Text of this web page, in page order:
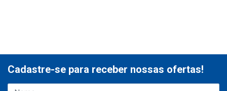
Cadastre-se para receber nossas ofertas!